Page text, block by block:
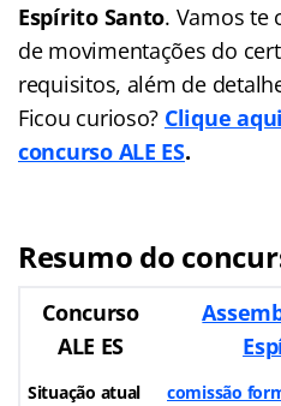
Espírito Santo. Vamos te
de movimentações do
requisitos, além de
Ficou curioso? Clique
concurso ALE ES.
Resumo do
Concurso
ALE ES
Situação atual comissão